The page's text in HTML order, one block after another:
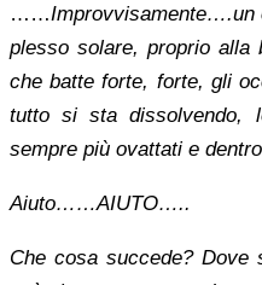
……Improvvisamente….un
plesso solare, proprio alla
che batte forte, forte, gli
tutto si sta dissolvendo,
sempre più ovattati e
Aiuto……AIUTO…..
Che cosa succede? Dove